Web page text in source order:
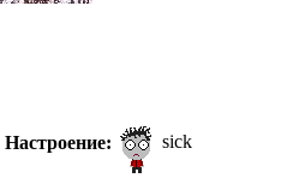
Настроение: sick